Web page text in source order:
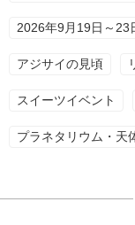
2026年9月19日～23
アジサイの見頃
スイーツイベント
プラネタリウム・天